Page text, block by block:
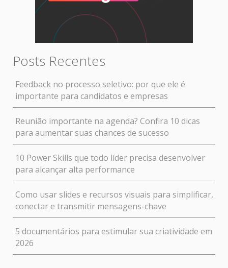
Posts Recentes
Feedback no processo seletivo: por que ele é
importante para candidatos e empresas
Reunião importante na agenda? Confira 10 dicas
para aumentar suas chances de sucesso
10 Power Skills que todo líder precisa desenvolver
para alcançar alta performance
Como usar slides e recursos visuais para simplificar,
conectar e transmitir mensagens-chave
5 documentários para estimular sua criatividade em
2026